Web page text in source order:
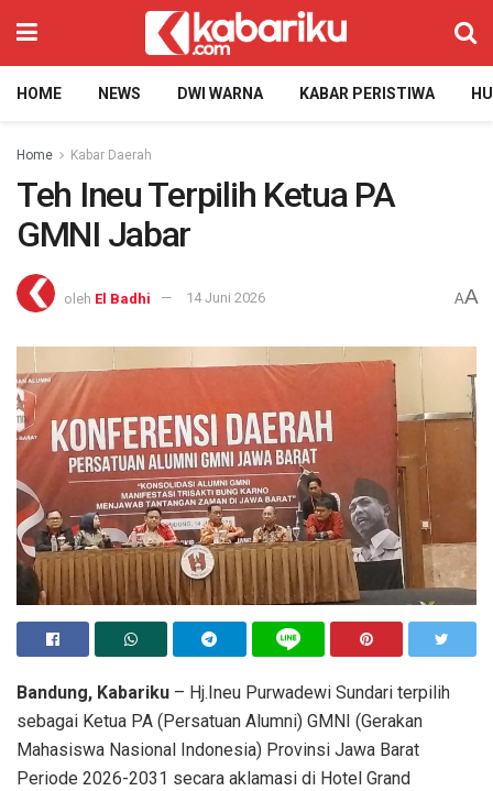
HOME NEWS DWI WARNA KABAR PERISTIWA
Home Kabar Daerah
Teh Ineu Terpilih Ketua PA
GMNI Jabar
oleh El Badhi 14 Juni 2026 AA
Bandung, Kabariku – Hj.Ineu Purwadewi Sundari terpilih
sebagai Ketua PA (Persatuan Alumni) GMNI (Gerakan
Mahasiswa Nasional Indonesia) Provinsi Jawa Barat
Periode 2026-2031 secara aklamasi di Hotel Grand